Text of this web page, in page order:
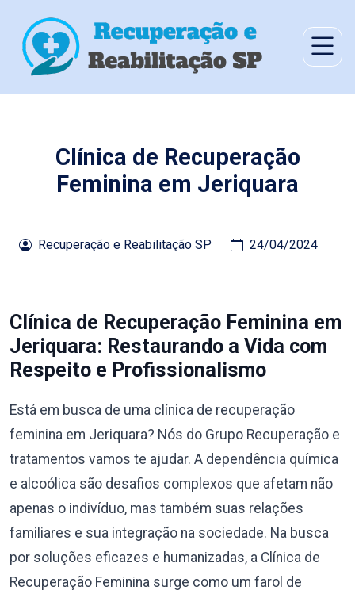
Clínica de Recuperação
Feminina em Jeriquara
Recuperação e Reabilitação SP 24/04/2024
Clínica de Recuperação Feminina em
Jeriquara: Restaurando a Vida com
Respeito e Profissionalismo
Está em busca de uma clínica de recuperação
feminina em Jeriquara? Nós do Grupo Recuperação e
tratamentos vamos te ajudar. A dependência química
e alcoólica são desafios complexos que afetam não
apenas o indivíduo, mas também suas relações
familiares e sua integração na sociedade. Na busca
por soluções eficazes e humanizadas, a Clínica de
Recuperação Feminina surge como um farol de